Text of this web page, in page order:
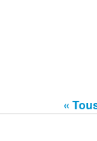
«